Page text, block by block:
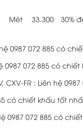
Mét 33.300 30%
0987 072 885 có
0987 072 885 có chiết
FR : Liên hệ
có chiết khấu tốt nhất
0987 072 885 có